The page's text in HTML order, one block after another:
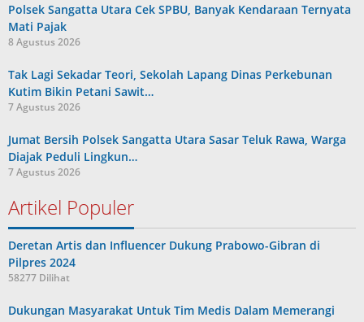
Polsek Sangatta Utara Cek SPBU, Banyak Kendaraan Ternyata
Mati Pajak
8 Agustus 2026
Tak Lagi Sekadar Teori, Sekolah Lapang Dinas Perkebunan
Kutim Bikin Petani Sawit…
7 Agustus 2026
Jumat Bersih Polsek Sangatta Utara Sasar Teluk Rawa, Warga
Diajak Peduli Lingkun…
7 Agustus 2026
Artikel Populer
Deretan Artis dan Influencer Dukung Prabowo-Gibran di
Pilpres 2024
58277 Dilihat
Dukungan Masyarakat Untuk Tim Medis Dalam Memerangi